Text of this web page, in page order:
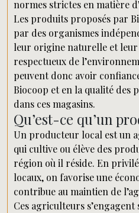
normes strictes en matière
Les produits proposés par
par des organismes
leur origine naturelle et
respectueux de
peuvent donc avoir
Biocoop et en la qualité des
dans ces magasins.
Qu’est-ce qu’un
Un producteur local est un
qui cultive ou élève des
région où il réside. En
locaux, on favorise une
contribue au maintien de
Ces agriculteurs